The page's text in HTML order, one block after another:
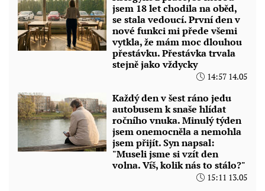
jsem 18 let chodila na oběd,
se stala vedoucí. První den v
nové funkci mi přede všemi
vytkla, že mám moc dlouhou
přestávku. Přestávka trvala
stejně jako vždycky
14:57 14.05
Každý den v šest ráno jedu
autobusem k snaše hlídat
ročního vnuka. Minulý týden
jsem onemocněla a nemohla
jsem přijít. Syn napsal:
"Museli jsme si vzít den
volna. Víš, kolik nás to stálo?"
15:11 13.05